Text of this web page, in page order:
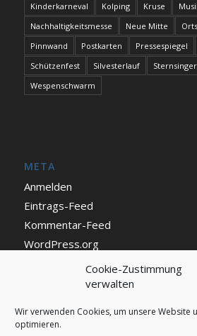
Cookie-Zustimmung
verwalten
Wir verwenden Cookies, um unsere Website
optimieren.
Kinderkarneval
Kolping Kruse
Nachhaltigkeitsmesse
Neue Mitte
Pinnwand
Postkarten Pressespiegel
Schützenfest
Silvesterlauf Sternsinger
Wespenschwarm
META
Anmelden
Eintrags-Feed
Kommentar-Feed
WordPress.org
IMPRESSUM UND DATENSCHUTZ
Impressum